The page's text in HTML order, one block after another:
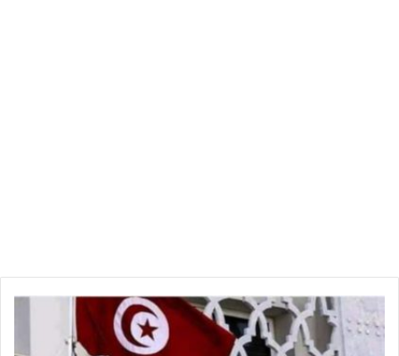
ي
ئ